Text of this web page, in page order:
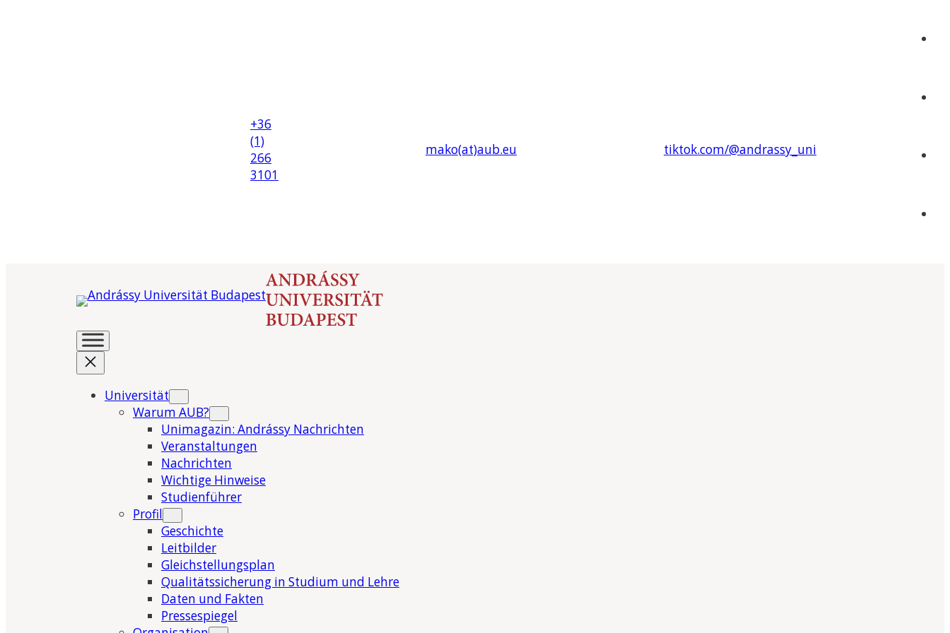
+36
(1)
266
3101
mako(at)aub.eu tiktok.com/@andrassy_uni
Universität
Warum AUB?
Unimagazin: Andrássy Nachrichten
Veranstaltungen
Nachrichten
Wichtige Hinweise
Studienführer
Profil
Geschichte
Leitbilder
Gleichstellungsplan
Qualitätssicherung in Studium und Lehre
Daten und Fakten
Pressespiegel